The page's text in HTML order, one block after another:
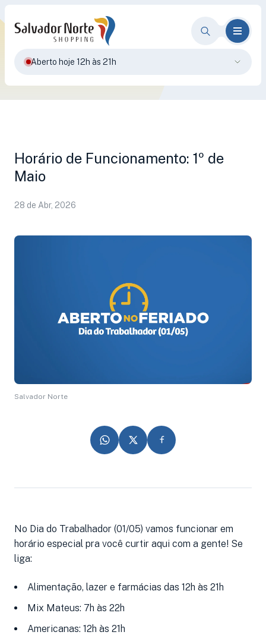
Aberto hoje 12h às 21h
Horário de Funcionamento: 1º de
Maio
28 de Abr, 2026
Salvador Norte
No Dia do Trabalhador (01/05) vamos funcionar em
horário especial pra você curtir aqui com a gente! Se
liga:
Alimentação, lazer e farmácias das 12h às 21h
Mix Mateus: 7h às 22h
Americanas: 12h às 21h